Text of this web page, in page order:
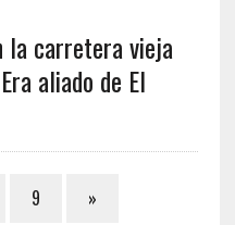
la carretera vieja
aliado de El
9 »